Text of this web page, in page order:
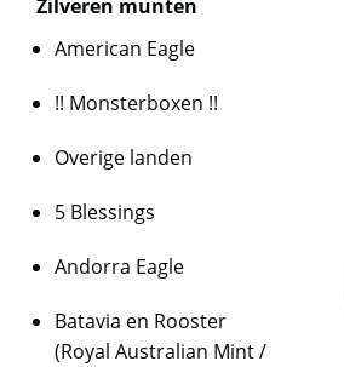
Zilveren munten
American Eagle
!! Monsterboxen !!
Overige landen
5 Blessings
Andorra Eagle
Batavia en Rooster
(Royal Australian Mint /